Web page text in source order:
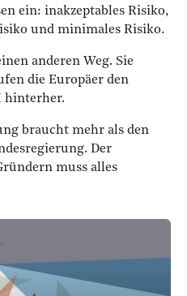
ein: inakzeptables Risiko,
und minimales Risiko.
anderen Weg. Sie
die Europäer den
hinterher.
braucht mehr als den
Der
muss alles